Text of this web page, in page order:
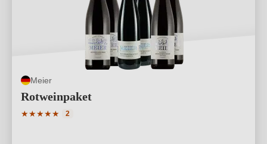
Meier
Rotweinpaket
★★★★★
Durchschnittliche Bewertung von 5 von 5 Sternen
2